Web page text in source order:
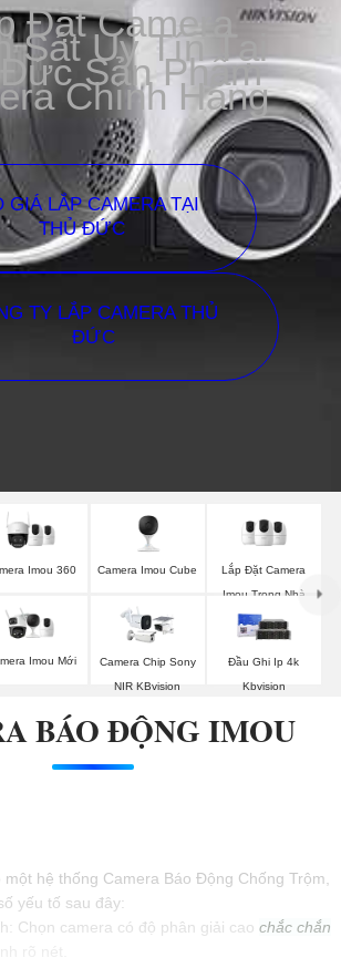
Đặt Camera
Sát Uy Tín Tại
Sản Phẩm
Chính Hãng
GIÁ LẮP CAMERA TẠI
THỦ ĐỨC
TY LẮP CAMERA THỦ
ĐỨC
Imou 360 Camera Imou Cube
Lắp Đặt Camera
Imou Trong Nhà
Imou Mới
Camera Chip Sony
NIR KBvision
Đầu Ghi Ip 4k
Kbvision
BÁO ĐỘNG IMOU
hệ thống Camera Báo Động Chống Trộm,
yếu tố sau đây:
Chọn camera có độ phân giải cao chắc chắn